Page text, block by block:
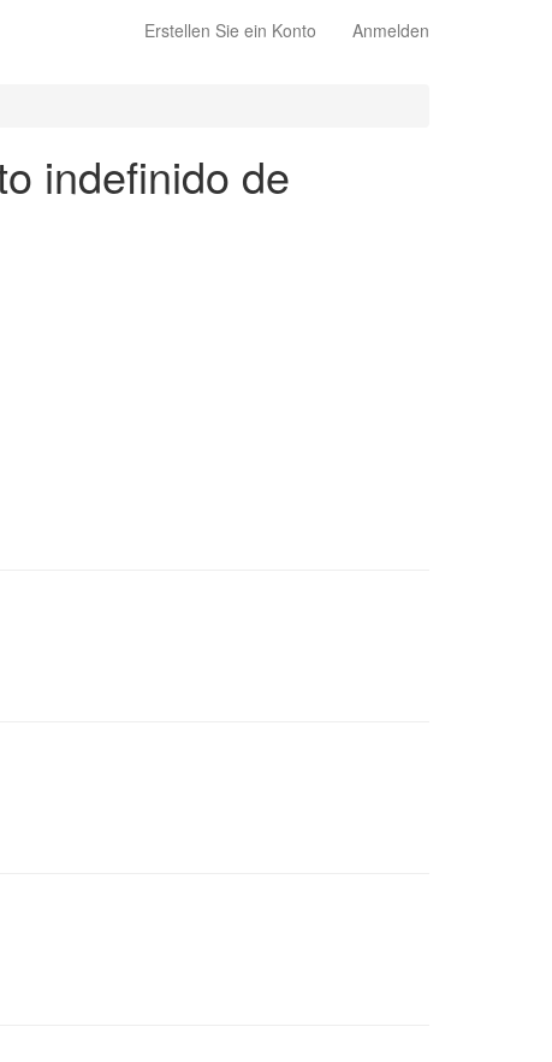
Erstellen Sie ein Konto Anmelden
indefinido de